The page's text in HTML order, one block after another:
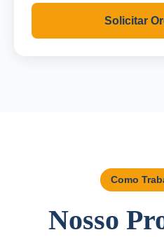
Solicitar
Como
Nosso